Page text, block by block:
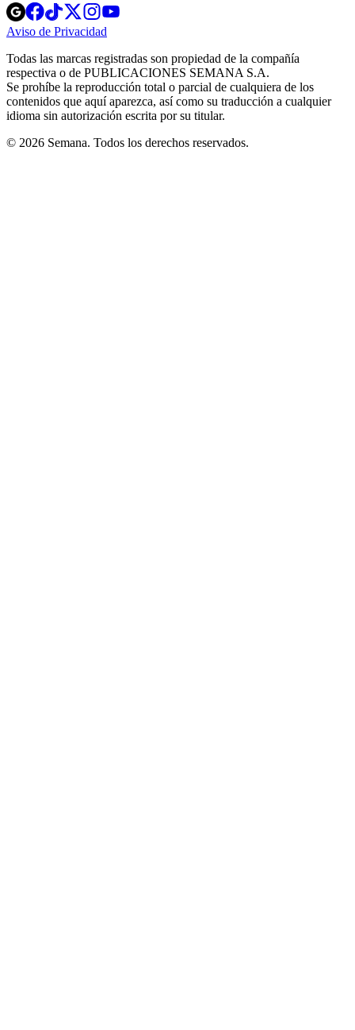
Opens
in
new
Opens
in
new
Opens
in
new
window
Opens
new
windowwindow
Aviso de Privacidad
new
window
Todas las marcas registradas son propiedad de la compañía
respectiva o de PUBLICACIONES SEMANA S.A.
Se prohíbe la reproducción total o parcial de cualquiera de los
contenidos que aquí aparezca, así como su traducción a cualquier
idioma sin autorización escrita por su titular.
© 2026 Semana. Todos los derechos reservados.